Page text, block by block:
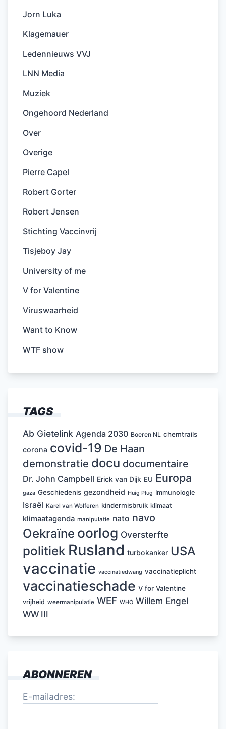
Jorn Luka
Klagemauer
Ledennieuws VVJ
LNN Media
Muziek
Ongehoord Nederland
Over
Overige
Pierre Capel
Robert Gorter
Robert Jensen
Stichting Vaccinvrij
Tisjeboy Jay
University of me
V for Valentine
Viruswaarheid
Want to Know
WTF show
TAGS
Ab Gietelink Agenda 2030 Boeren NL chemtrails
corona covid-19 De Haan
demonstratie docu documentaire
Dr. John Campbell Erick van Dijk EU Europa
gaza Geschiedenis gezondheid Huig Plug Immunologie
Israël Karel van Wolferen kindermisbruik klimaat
klimaatagenda manipulatie nato navo
Oekraïne oorlog Oversterfte
politiek Rusland turbokanker USA
vaccinatie vaccinatiedwang vaccinatieplicht
vaccinatieschade V for Valentine
vrijheid weermanipulatie WEF WHO Willem Engel
WW III
ABONNEREN
E-mailadres: